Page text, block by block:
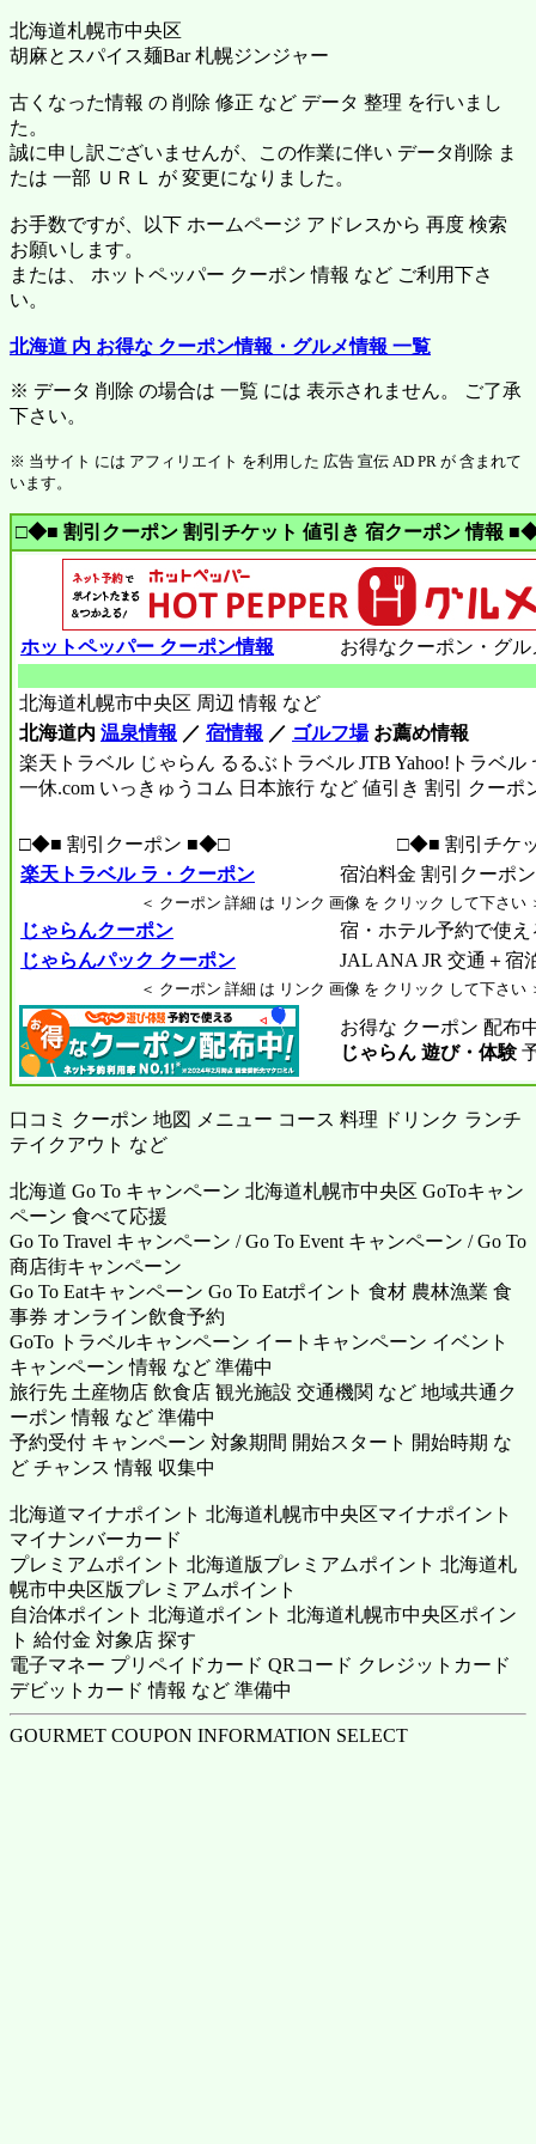
北海道札幌市中央区
胡麻とスパイス麺Bar 札幌ジンジャー
古くなった情報 の 削除 修正 など データ 整理 を行いまし
た。
誠に申し訳ございませんが、この作業に伴い データ削除 ま
たは 一部 ＵＲＬ が 変更になりました。
お手数ですが、以下 ホームページ アドレスから 再度 検索
お願いします。
または、 ホットペッパー クーポン 情報 など ご利用下さ
い。
北海道 内 お得な クーポン情報・グルメ情報 一覧
※ データ 削除 の場合は 一覧 には 表示されません。 ご了承
下さい。
※ 当サイト には アフィリエイト を利用した 広告 宣伝 AD PR が 含まれて
います。
□◆■ 割引クーポン 割引チケット 値引き 宿クーポン 情報
ホットペッパー クーポン情報 お得なクーポン・グ
北海道札幌市中央区 周辺 情報 など
北海道内 温泉情報 ／ 宿情報 ／ ゴルフ場お薦め情報
楽天トラベル じゃらん るるぶトラベル JTB Yahoo!トラベル
一休.com いっきゅうコム 日本旅行 など 値引き 割引 クーポ
□◆■ 割引クーポン ■◆□
□◆■ 割引チケ
楽天トラベル ラ・クーポン
宿泊料金 割引クーポン
＜ クーポン 詳細 は リンク 画像 を クリック して下さい
じゃらんクーポン
宿・ホテル予約で使
じゃらんパック クーポン
JAL ANA JR 交通＋宿
＜ クーポン 詳細 は リンク 画像 を クリック して下さい
お得な クーポン 配布
じゃらん 遊び・体験
口コミ クーポン 地図 メニュー コース 料理 ドリンク ランチ
テイクアウト など
北海道 Go To キャンペーン 北海道札幌市中央区 GoToキャン
ペーン 食べて応援
Go To Travel キャンペーン / Go To Event キャンペーン / Go To
商店街キャンペーン
Go To Eatキャンペーン Go To Eatポイント 食材 農林漁業 食
事券 オンライン飲食予約
GoTo トラベルキャンペーン イートキャンペーン イベント
キャンペーン 情報 など 準備中
旅行先 土産物店 飲食店 観光施設 交通機関 など 地域共通ク
ーポン 情報 など 準備中
予約受付 キャンペーン 対象期間 開始スタート 開始時期 な
ど チャンス 情報 収集中
北海道マイナポイント 北海道札幌市中央区マイナポイント
マイナンバーカード
プレミアムポイント 北海道版プレミアムポイント 北海道札
幌市中央区版プレミアムポイント
自治体ポイント 北海道ポイント 北海道札幌市中央区ポイン
ト 給付金 対象店 探す
電子マネー プリペイドカード QRコード クレジットカード
デビットカード 情報 など 準備中
GOURMET COUPON INFORMATION SELECT